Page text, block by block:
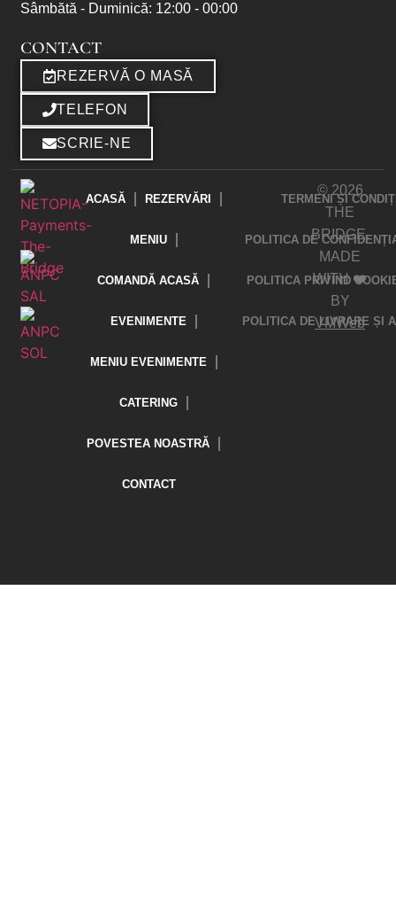
Sâmbătă - Duminică: 12:00 - 00:00
CONTACT
REZERVĂ O MASĂ
TELEFON
SCRIE-NE
ACASĂ REZERVĂRI
MENIU
COMANDĂ ACASĂ
EVENIMENTE
MENIU EVENIMENTE
CATERING
POVESTEA NOASTRĂ
CONTACT
TERMENI ȘI
POLITICA DE
POLITICA PRIVIND
POLITICA DE LIVRARE ȘI
© 2026
THE
BRIDGE.
MADE
WITH ❤️
BY
VMWeb